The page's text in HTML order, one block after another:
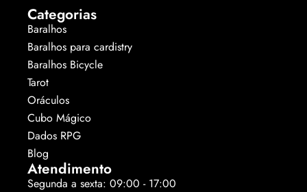
Categorias
Baralhos
Baralhos para cardistry
Baralhos Bicycle
Tarot
Oráculos
Cubo Mágico
Dados RPG
Blog
Atendimento
Segunda a sexta: 09:00 - 17:00